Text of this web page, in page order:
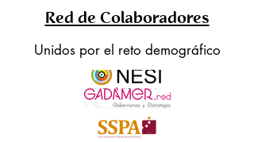
Red de Colaboradores
Unidos por el reto demográfico